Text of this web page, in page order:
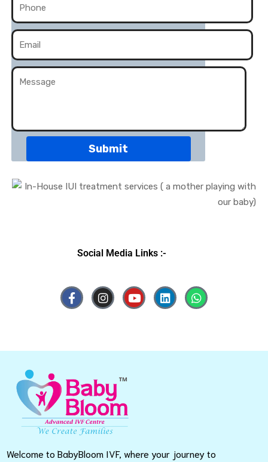
Social Media Links :-
Welcome to BabyBloom IVF, where your journey to